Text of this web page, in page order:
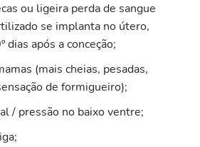
ou ligeira perda de sangue
se implanta no útero,
dias após a conceção;
(mais cheias, pesadas,
de formigueiro);
/ pressão no baixo ventre;